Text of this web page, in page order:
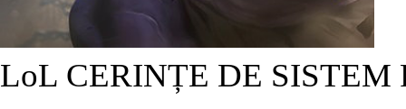
LoL CERINȚE DE SISTEM